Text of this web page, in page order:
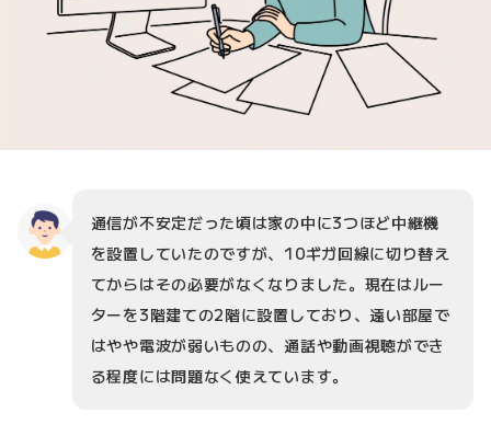
通信が不安定だった頃は家の中に3つほど中継機
を設置していたのですが、10ギガ回線に切り替え
てからはその必要がなくなりました。現在はルー
ターを3階建ての2階に設置しており、遠い部屋で
はやや電波が弱いものの、通話や動画視聴ができ
る程度には問題なく使えています。